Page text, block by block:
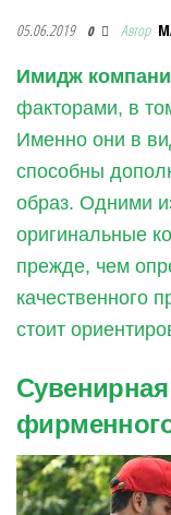
Первая
05.06.2019 0 Автор
Имидж
факторами, в
Именно они в
способны
образ. Одними
оригинальные
прежде, чем
качественного
стоит